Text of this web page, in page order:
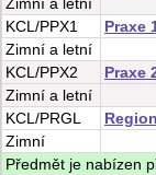
Zimní a letní
KCL/PPX1
Praxe
Zimní a letní
KCL/PPX2
Praxe
Zimní a letní
KCL/PRGL
Zimní
Předmět je nabízen